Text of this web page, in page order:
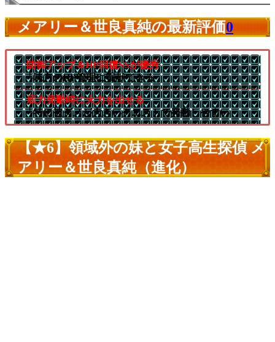
メアリー＆世良真純の最新評価0
防御アップ＆HP回復SSが優秀
└味方のHP管理に貢献できる
底力発動時に火力を出せる
└特に被ダメが大きいクエストで発動しやすい
【★6】領域外の妹と女子高生探偵 メ
アリー＆世良真純（進化）